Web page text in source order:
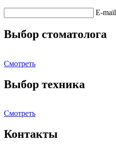
E-mail
Выбор стоматолога
Смотреть
Выбор техника
Смотреть
Контакты